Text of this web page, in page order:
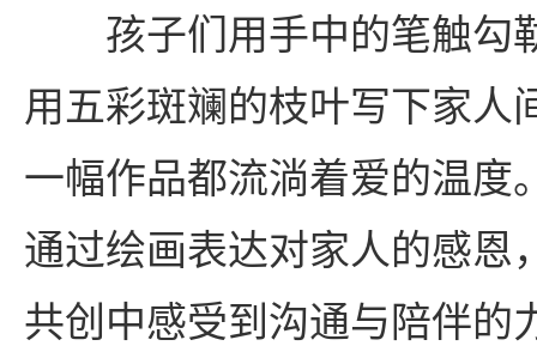
孩子们用手中的笔触勾
用五彩斑斓的枝叶写下家人
一幅作品都流淌着爱的温度
通过绘画表达对家人的感恩
共创中感受到沟通与陪伴的